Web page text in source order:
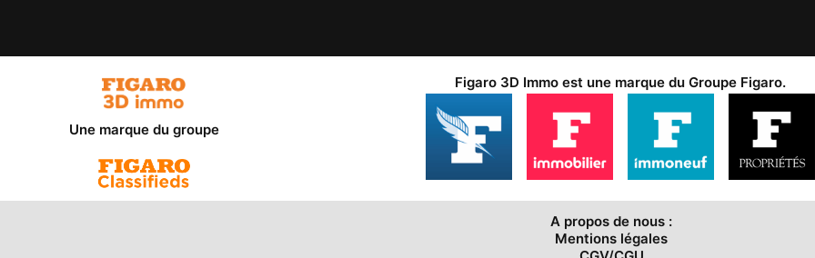
Une marque du groupe
Figaro 3D Immo est une marque du Groupe Figaro.
A propos de nous :
Mentions légales